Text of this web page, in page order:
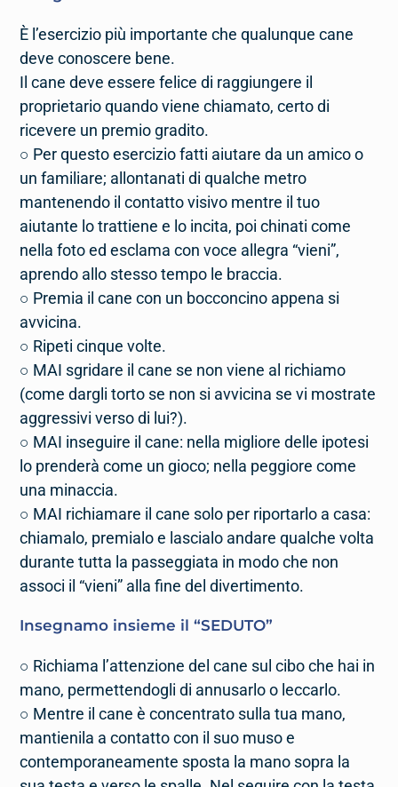
È l’esercizio più importante che qualunque cane
deve conoscere bene.
Il cane deve essere felice di raggiungere il
proprietario quando viene chiamato, certo di
ricevere un premio gradito.
○ Per questo esercizio fatti aiutare da un amico o
un familiare; allontanati di qualche metro
mantenendo il contatto visivo mentre il tuo
aiutante lo trattiene e lo incita, poi chinati come
nella foto ed esclama con voce allegra “vieni”,
aprendo allo stesso tempo le braccia.
○ Premia il cane con un bocconcino appena si
avvicina.
○ Ripeti cinque volte.
○ MAI sgridare il cane se non viene al richiamo
(come dargli torto se non si avvicina se vi mostrate
aggressivi verso di lui?).
○ MAI inseguire il cane: nella migliore delle ipotesi
lo prenderà come un gioco; nella peggiore come
una minaccia.
○ MAI richiamare il cane solo per riportarlo a casa:
chiamalo, premialo e lascialo andare qualche volta
durante tutta la passeggiata in modo che non
associ il “vieni” alla fine del divertimento.
Insegnamo insieme il “SEDUTO”
○ Richiama l’attenzione del cane sul cibo che hai in
mano, permettendogli di annusarlo o leccarlo.
○ Mentre il cane è concentrato sulla tua mano,
mantienila a contatto con il suo muso e
contemporaneamente sposta la mano sopra la